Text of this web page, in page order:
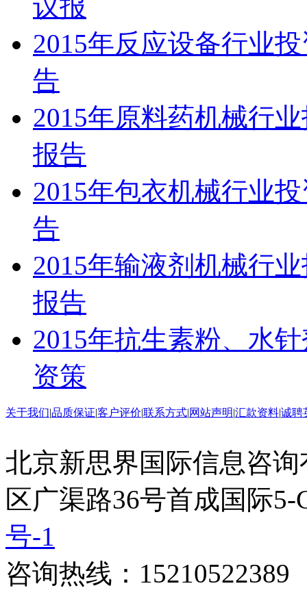
议报
2015年反应设备行业
告
2015年原料药机械行
报告
2015年包衣机械行业
告
2015年输液剂机械行
报告
2015年抗生素粉、水
资策
关于我们|品质保证|客户评价|联系方式|网站声明|汇款资料|诚聘
北京新思界国际信息咨
区广渠路36号首成国际
号-1
咨询热线：